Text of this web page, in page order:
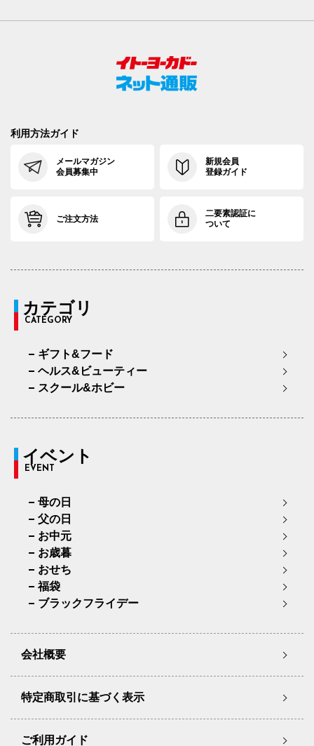
利用方法ガイド
メールマガジン
会員募集中
新規会員
登録ガイド
ご注文方法
二要素認証に
ついて
カテゴリ
CATEGORY
ギフト&フード
ヘルス&ビューティー
スクール&ホビー
イベント
EVENT
母の日
父の日
お中元
お歳暮
おせち
福袋
ブラックフライデー
会社概要
特定商取引に基づく表示
ご利用ガイド